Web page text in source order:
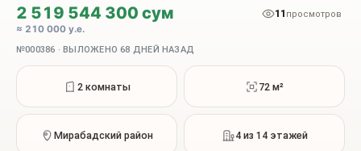
2 / 10
2 519 544 300 сум
≈ 210 000 у.е.
11 просмотров
№000386 · ВЫЛОЖЕНО 68 ДНЕЙ НАЗАД
2 комнаты 72 м²
Мирабадский район 4 из 14 этажей